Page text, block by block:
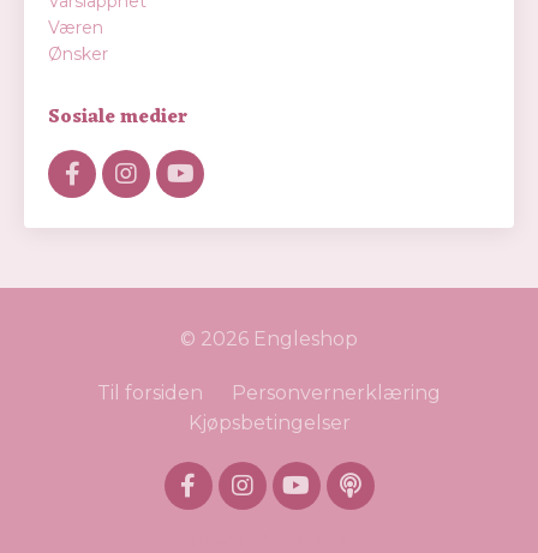
Væren
Ønsker
Sosiale medier
© 2026 Engleshop
Til forsiden
Personvernerklæring
Kjøpsbetingelser